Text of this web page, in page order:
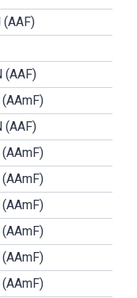
(AAF)
(AAF)
(AAF)